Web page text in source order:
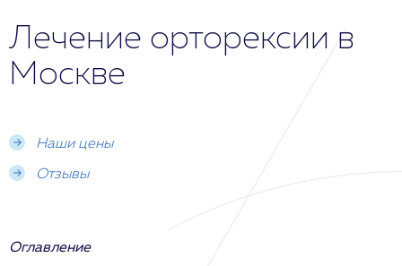
Лечение орторексии в
Москве
Наши цены
Отзывы
Оглавление